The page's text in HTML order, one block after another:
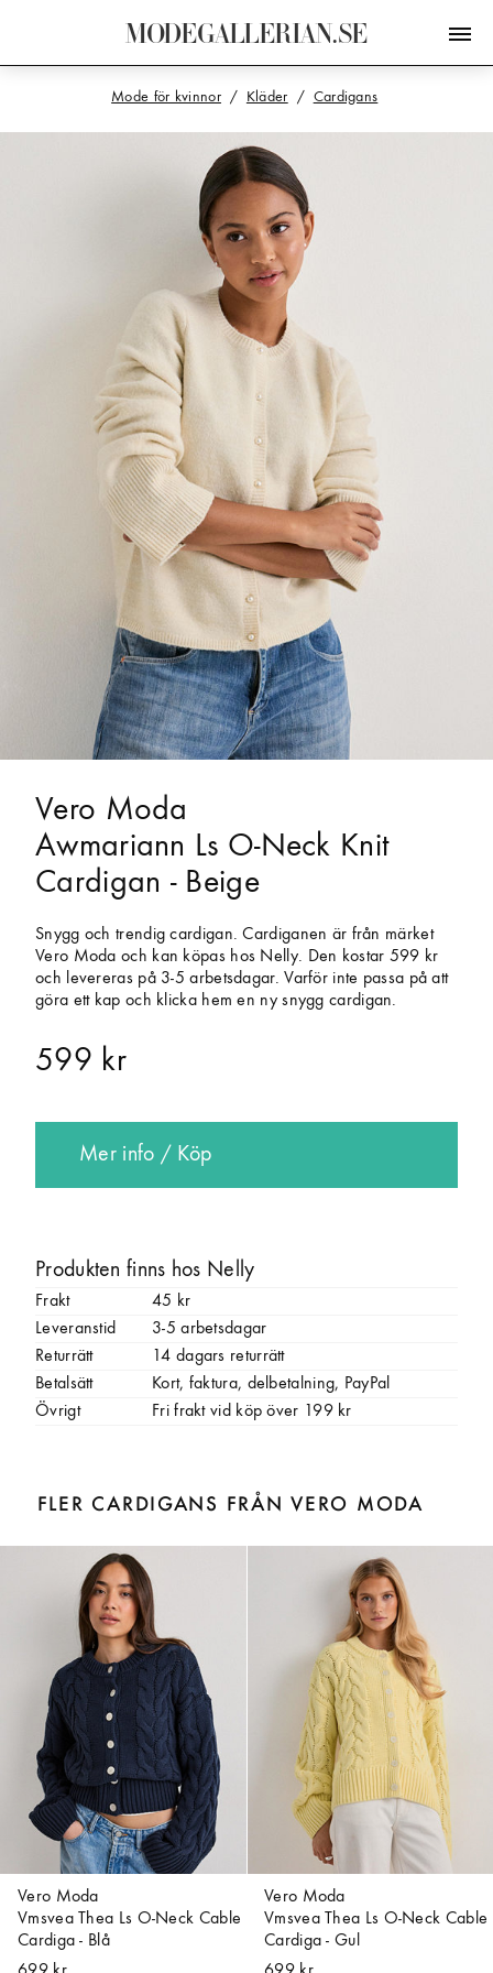
MODEGALLERIAN.SE
Mode för kvinnor Kläder Cardigans
Vero Moda
Awmariann Ls O-Neck Knit
Cardigan - Beige
Snygg och trendig cardigan. Cardiganen är från märket
Vero Moda och kan köpas hos Nelly. Den kostar 599 kr
och levereras på 3-5 arbetsdagar. Varför inte passa på att
göra ett kap och klicka hem en ny snygg cardigan.
599 kr
Mer info / Köp
Produkten finns hos Nelly
Frakt
45 kr
Leveranstid
3-5 arbetsdagar
Returrätt
14 dagars returrätt
Betalsätt
Kort, faktura, delbetalning, PayPal
Övrigt
Fri frakt vid köp över 199 kr
FLER CARDIGANS FRÅN VERO MODA
Vero Moda
Vmsvea Thea Ls O-Neck Cable
Cardiga - Blå
Vero Moda
Vmsvea Thea Ls O-Neck Cable
Cardiga - Gul